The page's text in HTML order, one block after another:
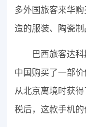
多外国旅客来华
造的服装、陶瓷制
巴西旅客达科斯
中国购买了一部价
从北京离境时获
税后，这款手机的